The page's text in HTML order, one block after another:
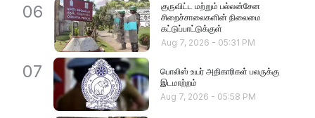
06
குருவிட்ட மற்றும் பல்லன்சேன
சிறைச்சாலைகளின் நிலைமை
கட்டுப்பாட்டுக்குள்
Aug 7, 2026 - 05:31 PM
07
பொலிஸ் உயர் அதிகாரிகள் பலருக்கு
இடமாற்றம்
Aug 7, 2026 - 05:58 PM